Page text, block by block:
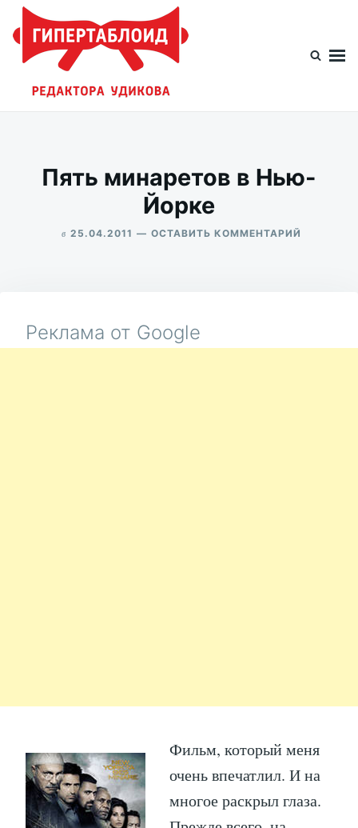
Перейти
содержимому
Искать:
Пять минаретов в Нью-
Йорке
в 25.04.2011 ОСТАВИТЬ КОММЕНТАРИЙ
Реклама от Google
Фильм, который меня
очень впечатлил. И на
многое раскрыл глаза.